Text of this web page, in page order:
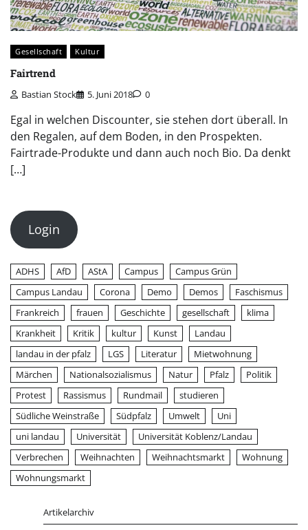
Gesellschaft Kultur
Fairtrend
Bastian Stock 5. Juni 2018 0
Egal in welchen Discounter, sie stehen dort überall. In
den Regalen, auf dem Boden, in den Prospekten.
Fairtrade-Produkte und dann auch noch Bio. Da denkt
[…]
Login
ADHS AfD AStA Campus
Campus Grün
Campus Landau
Corona Demo Demos
Faschismus
Frankreich
frauen Geschichte gesellschaft
klima
Krankheit
Kritik kultur Kunst
Landau
landau in der pfalz
LGS Literatur
Mietwohnung
Märchen
Nationalsozialismus Natur Pfalz
Politik
Protest
Rassismus Rundmail
studieren
Südliche Weinstraße
Südpfalz Umwelt
Uni
uni landau
Universität
Universität Koblenz/Landau
Verbrechen
Weihnachten Weihnachtsmarkt
Wohnung
Wohnungsmarkt
Artikelarchiv